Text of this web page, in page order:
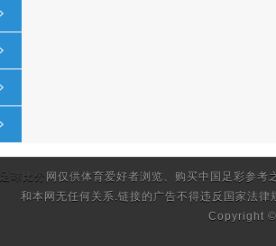
足球比分 网仅供体育爱好者浏览、购买中国足彩参
和本网无任何关系.链接的广告不得违反国家法律
Copyright